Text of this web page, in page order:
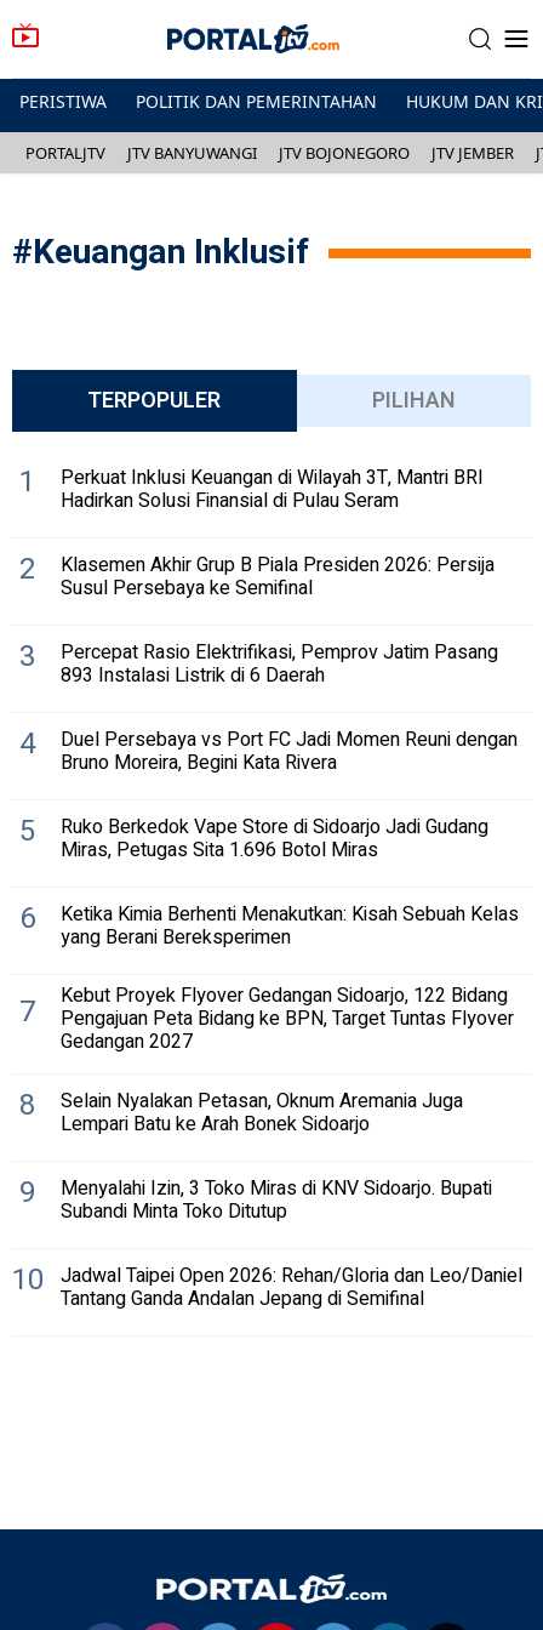
PERISTIWA POLITIK DAN PEMERINTAHAN HUKUM DAN
PORTALJTV JTV BANYUWANGI JTV BOJONEGORO JTV JEMBER
#Keuangan Inklusif
TERPOPULER PILIHAN
1 Perkuat Inklusi Keuangan di Wilayah 3T, Mantri BRI
Hadirkan Solusi Finansial di Pulau Seram
2 Klasemen Akhir Grup B Piala Presiden 2026: Persija
Susul Persebaya ke Semifinal
3 Percepat Rasio Elektrifikasi, Pemprov Jatim Pasang
893 Instalasi Listrik di 6 Daerah
4 Duel Persebaya vs Port FC Jadi Momen Reuni dengan
Bruno Moreira, Begini Kata Rivera
5 Ruko Berkedok Vape Store di Sidoarjo Jadi Gudang
Miras, Petugas Sita 1.696 Botol Miras
6 Ketika Kimia Berhenti Menakutkan: Kisah Sebuah Kelas
yang Berani Bereksperimen
7 Kebut Proyek Flyover Gedangan Sidoarjo, 122 Bidang
Pengajuan Peta Bidang ke BPN, Target Tuntas Flyover
Gedangan 2027
8 Selain Nyalakan Petasan, Oknum Aremania Juga
Lempari Batu ke Arah Bonek Sidoarjo
9 Menyalahi Izin, 3 Toko Miras di KNV Sidoarjo. Bupati
Subandi Minta Toko Ditutup
10 Jadwal Taipei Open 2026: Rehan/Gloria dan Leo/Daniel
Tantang Ganda Andalan Jepang di Semifinal